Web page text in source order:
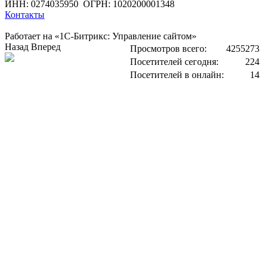
ИНН: 0274035950 ОГРН: 1020200001348
Контакты
Работает на «1С-Битрикс: Управление сайтом»
Просмотров всего:
4255273
Посетителей сегодня:
224
Посетителей в онлайн:
14
Назад Вперед